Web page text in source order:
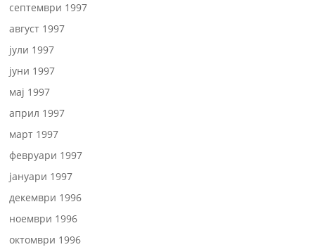
септември 1997
август 1997
јули 1997
јуни 1997
мај 1997
април 1997
март 1997
февруари 1997
јануари 1997
декември 1996
ноември 1996
октомври 1996